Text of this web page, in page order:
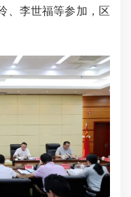
、李世福等参加，区